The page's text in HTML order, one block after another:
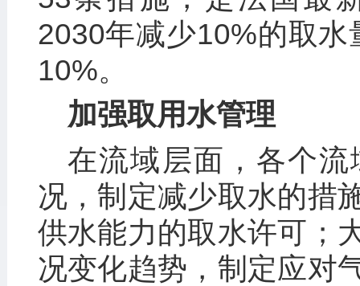
2030年减少10%的取
10%。
加强取用水管理
在流域层面，各个
况，制定减少取水的措
供水能力的取水许可；
况变化趋势，制定应对